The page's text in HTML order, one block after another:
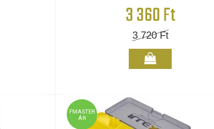
3 360 Ft
3 720Ft
FMASTER
ÁR